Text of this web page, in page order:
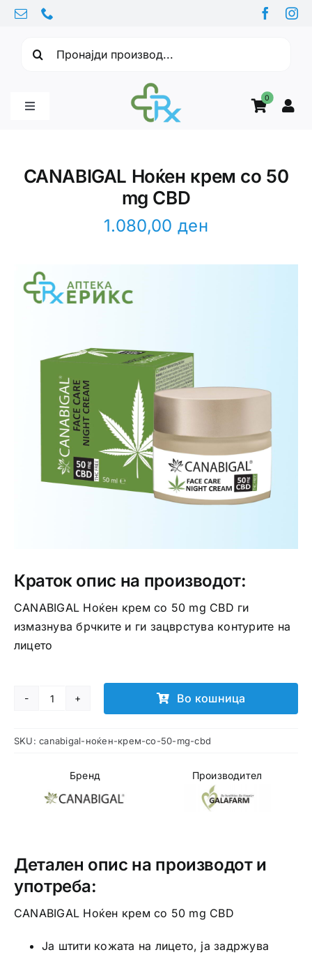
Skip
content
0
Toggle
Здравствени проблеми
Лична хигиена
Медицински апрати
Нега на кожа
CANABIGAL Ноќен крем со 50
mg CBD
1.080,00ден
Краток опис на производот:
CANABIGAL Ноќен крем со 50 mg CBD ги
измазнува брчките и ги зацврстува контурите на
лицето
CANABIGAL
крем
mg
Во кошница
SKU:canabigal-ноќен-крем-со-50-mg-cbd
Бренд Производител
Детален опис на производот и
употреба:
CANABIGAL Ноќен крем со 50 mg CBD
Ја штити кожата на лицето, ја задржува